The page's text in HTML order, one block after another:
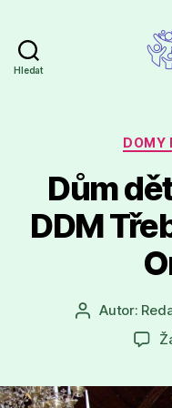
Hledat
DOMY
Dům
DDM
Autor
příspěvku
Autor: